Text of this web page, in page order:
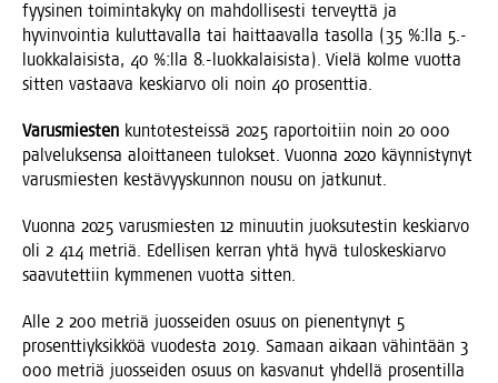
fyy­si­nen toi­min­ta­ky­ky on mah­dol­li­ses­ti ter­veyt­tä ja
hyvin­voin­tia kulut­ta­val­la tai hait­taa­val­la tasol­la (35 %:lla 5.-
luokkalaisista, 40 %:lla 8.-luokkalaisista). Vie­lä kol­me vuot­ta
sit­ten vas­taa­va kes­kiar­vo oli noin 40 prosenttia.
Varus­mies­ten kun­to­tes­teis­sä 2025 rapor­toi­tiin noin 20 000
pal­ve­luk­sen­sa aloit­ta­neen tulok­set. Vuon­na 2020 käyn­nis­ty­nyt
varus­mies­ten kes­tä­vyys­kun­non nousu on jatkunut.
Vuon­na 2025 varus­mies­ten 12 minuu­tin juok­su­tes­tin kes­kiar­vo
oli 2 414 met­riä. Edel­li­sen ker­ran yhtä hyvä tulos­kes­kiar­vo
saa­vu­tet­tiin kym­me­nen vuot­ta sitten.
Alle 2 200 met­riä juos­sei­den osuus on pie­nen­ty­nyt 5
pro­sent­tiyk­sik­köä vuo­des­ta 2019. Samaan aikaan vähin­tään 3
000 met­riä juos­sei­den osuus on kas­va­nut yhdel­lä pro­sen­til­la